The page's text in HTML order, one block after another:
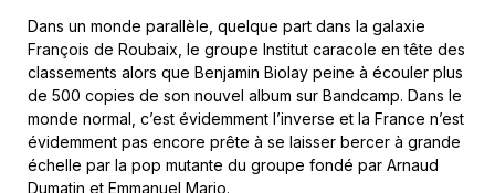
Dans un monde parallèle, quelque part dans la galaxie
François de Roubaix, le groupe Institut caracole en tête des
classements alors que Benjamin Biolay peine à écouler plus
de 500 copies de son nouvel album sur Bandcamp. Dans le
monde normal, c’est évidemment l’inverse et la France n’est
évidemment pas encore prête à se laisser bercer à grande
échelle par la pop mutante du groupe fondé par Arnaud
Dumatin et Emmanuel Mario.